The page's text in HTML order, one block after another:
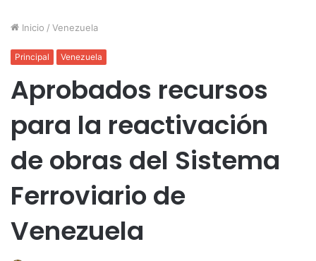
Inicio / Venezuela
Principal Venezuela
Aprobados recursos
para la reactivación
de obras del Sistema
Ferroviario de
Venezuela